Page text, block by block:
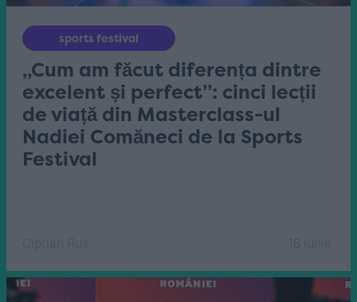
sports festival
„Cum am făcut diferența dintre
excelent și perfect”: cinci lecții
de viață din Masterclass-ul
Nadiei Comăneci de la Sports
Festival